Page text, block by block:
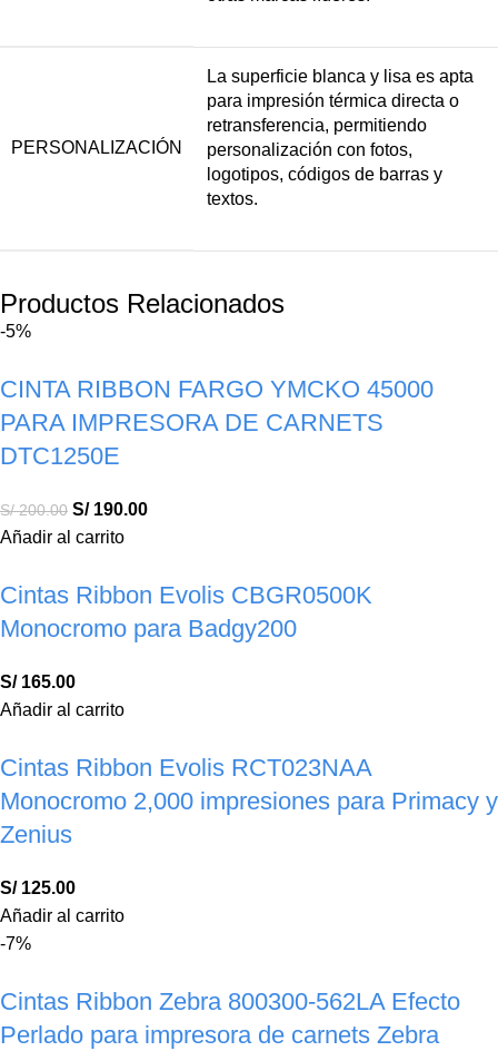
PERSONALIZACIÓN
La superficie blanca y lisa es apta
para impresión térmica directa o
retransferencia, permitiendo
personalización con fotos,
logotipos, códigos de barras y
textos.
Productos Relacionados
-5%
CINTA RIBBON FARGO YMCKO 45000
PARA IMPRESORA DE CARNETS
DTC1250E
S/200.00 S/190.00
Añadir al carrito
Cintas Ribbon Evolis CBGR0500K
Monocromo para Badgy200
S/165.00
Añadir al carrito
Cintas Ribbon Evolis RCT023NAA
Monocromo 2,000 impresiones para Primacy y
Zenius
S/125.00
Añadir al carrito
-7%
Cintas Ribbon Zebra 800300-562LA Efecto
Perlado para impresora de carnets Zebra